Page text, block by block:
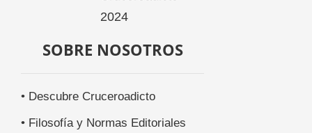
SOBRE NOSOTROS
• Descubre Cruceroadicto
• Filosofía y Normas Editoriales